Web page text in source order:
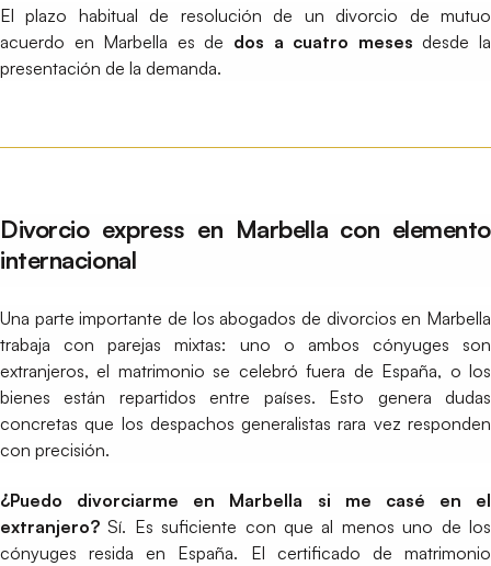
El plazo habitual de resolución de un divorcio de mutuo
acuerdo en Marbella es de dos a cuatro meses desde la
presentación de la demanda.
Divorcio express en Marbella con elemento
internacional
Una parte importante de los abogados de divorcios en Marbella
trabaja con parejas mixtas: uno o ambos cónyuges son
extranjeros, el matrimonio se celebró fuera de España, o los
bienes están repartidos entre países. Esto genera dudas
concretas que los despachos generalistas rara vez responden
con precisión.
¿Puedo divorciarme en Marbella si me casé en el
extranjero? Sí. Es suficiente con que al menos uno de los
cónyuges resida en España. El certificado de matrimonio